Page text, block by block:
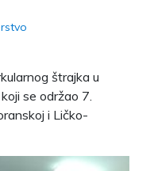
štrajka u
se održao 7.
i Ličko-